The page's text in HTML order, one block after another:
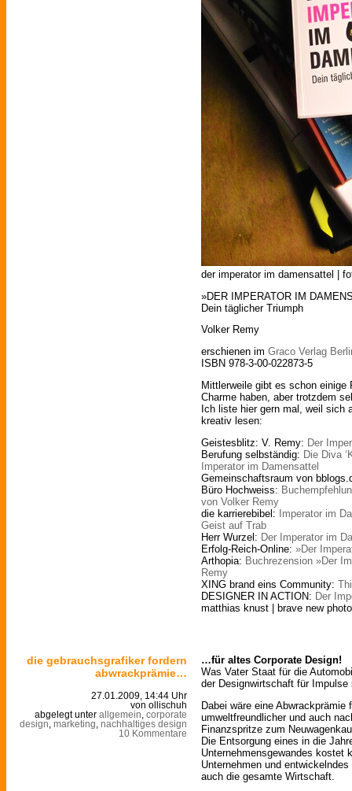
der imperator im damensattel |
»DER IMPERATOR IM
Dein täglicher Triumph
Volker Remy
erschienen im Graco Verlag
ISBN 978-3-00-022873-5
Mittlerweile gibt es schon einige
Charme haben, aber trotzdem
Ich liste hier gern mal, weil sich
kreativ lesen:
Geistesblitz: V. Remy: Der
Berufung selbständig: Die Diva
Imperator im Damensattel
Gemeinschaftsraum von
Büro Hochweiss:
von Volker Remy
die karrierebibel:
Imperator im
Geist auf Trab
Herr Wurzel: Der Imperator im
Erfolg-Reich-Online: »Der
Arthopia: Buchrezension »Der
Remy
XING brand eins Community:
DESIGNER IN ACTION: Der
matthias knust | brave new
die gebrauchsgrafiker fordern
abwrackprämie…
27.01.2009, 14:44 Uhr
von ollischuh
abgelegt unter allgemein corporate
design marketing nachhaltiges design
10 Kommentare
…für altes Corporate Design!
Was Vater Staat für die
der Designwirtschaft für Impulse
Dabei wäre eine
umweltfreundlicher und auch
Finanzspritze zum
Die Entsorgung eines in die
Unternehmensgewandes kostet
Unternehmen und
auch die gesamte Wirtschaft.